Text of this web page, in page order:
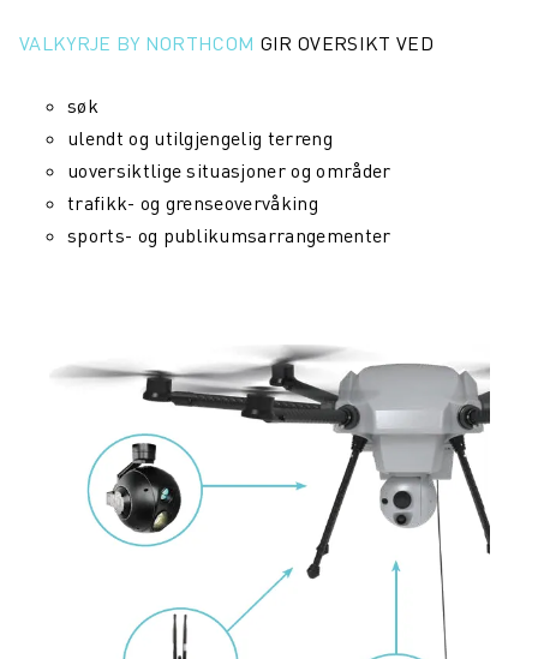
VALKYRJE BY NORTHCOM GIR OVERSIKT VED
søk
ulendt og utilgjengelig terreng
uoversiktlige situasjoner og områder
trafikk- og grenseovervåking
sports- og publikumsarrangementer